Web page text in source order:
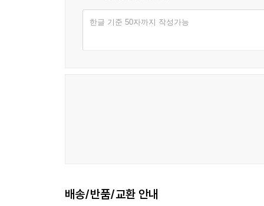
한글 기준 50자까지 작성가능
배송/반품/교환 안내